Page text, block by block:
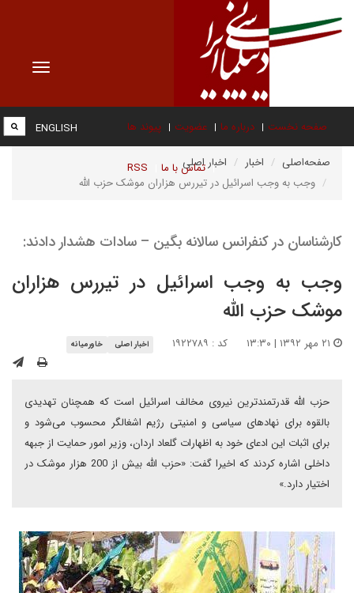
Toggle
صفحه نخست درباره ما عضویت پیوند ها
تماس با ما RSS
ENGLISH
صفحه‌اصلی اخبار
اخبار اصلی
وجب به وجب اسرائیل در تیررس هزاران موشک‌ حزب الله
کارشناسان در کنفرانس سالانه بگین – سادات هشدار دادند:
وجب به وجب اسرائیل در تیررس هزاران
موشک‌ حزب الله
کد : ۱۹۲۲۷۸۹ اخبار اصلی خاورمیانه
حزب الله قدرتمندترین نیروی مخالف اسرائیل است که همچنان تهدیدی
بالقوه برای نهادهای سیاسی و امنیتی رژیم اشغالگر محسوب می‌شود و
برای اثبات این ادعای خود به اظهارات گلعاد اردان، وزیر امور حمایت از جبهه
داخلی اشاره کردند که اخیرا گفت: «حزب الله بیش از 200 هزار موشک در
اختیار دارد.»